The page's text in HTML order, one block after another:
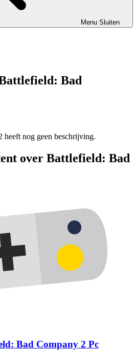
Menu Sluiten
Bad
nog geen beschrijving.
over Battlefield: Bad
Bad Company 2 Pc